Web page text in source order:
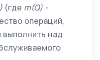
(где m(Q) -
операций,
выполнить над